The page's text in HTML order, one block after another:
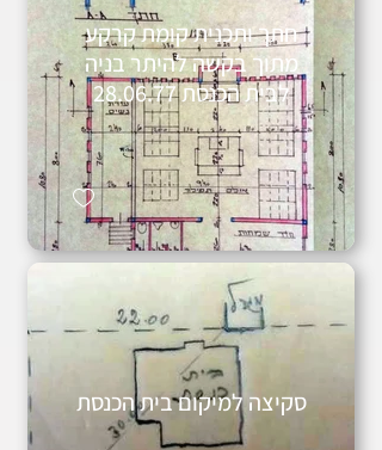
חתך ותכנית קומת קרקע
מתוך בקשה להיתר בניה
לבית הכנסת 28.06.77
סקיצה למיקום בית הכנסת